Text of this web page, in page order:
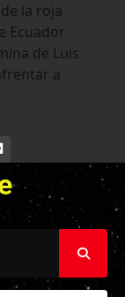
la roja
Ecuador
de Luis
a
FLICKR